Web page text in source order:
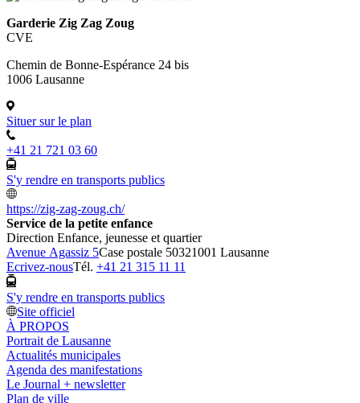
Garderie Zig Zag Zoug
CVE
Chemin de Bonne-Espérance 24 bis
1006 Lausanne
Situer sur le plan
+41 21 721 03 60
S'y rendre en transports publics
https://zig-zag-zoug.ch/
Service de la petite enfance
Direction Enfance, jeunesse et quartier
Avenue Agassiz 5Case postale 50321001 Lausanne
Ecrivez-nousTél. +41 21 315 11 11
S'y rendre en transports publics
Site officiel
À PROPOS
Portrait de Lausanne
Actualités municipales
Agenda des manifestations
Le Journal + newsletter
Plan de ville